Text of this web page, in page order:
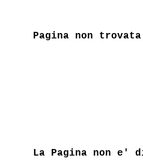
Pagina non trovata
La Pagina non e'